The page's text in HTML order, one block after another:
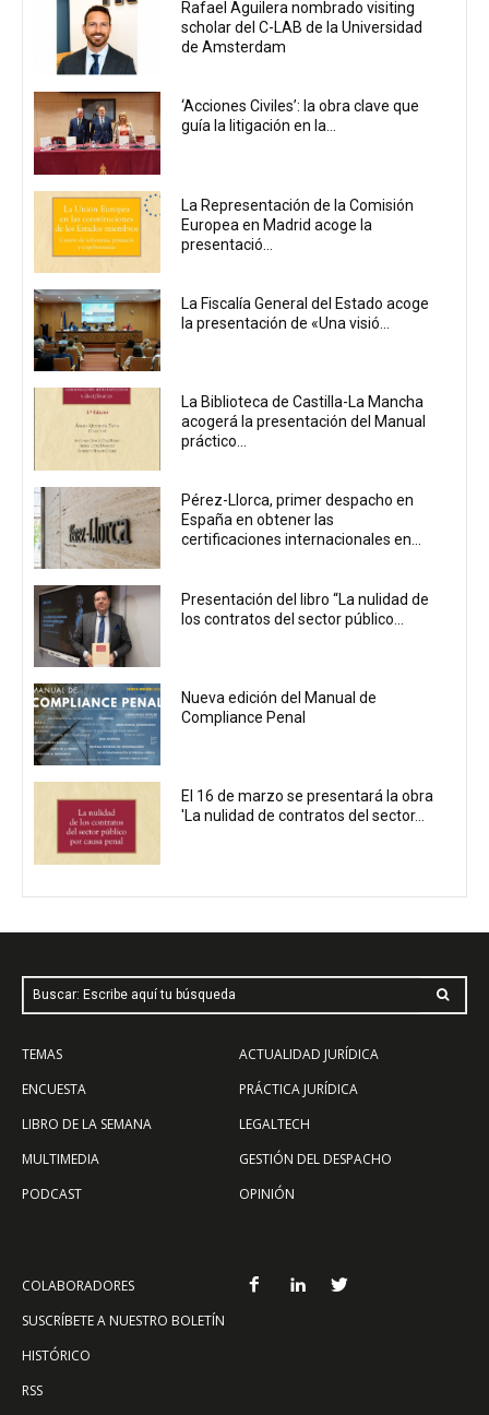
Rafael Aguilera nombrado visiting
scholar del C-LAB de la Universidad
de Amsterdam
‘Acciones Civiles’: la obra clave que
guía la litigación en la...
La Representación de la Comisión
Europea en Madrid acoge la
presentació...
La Fiscalía General del Estado acoge
la presentación de «Una visió...
La Biblioteca de Castilla-La Mancha
acogerá la presentación del Manual
práctico...
Pérez-Llorca, primer despacho en
España en obtener las
certificaciones internacionales en...
Presentación del libro “La nulidad de
los contratos del sector público...
Nueva edición del Manual de
Compliance Penal
El 16 de marzo se presentará la obra
'La nulidad de contratos del sector...
Buscar: Escribe aquí tu búsqueda
TEMAS
ENCUESTA
LIBRO DE LA SEMANA
MULTIMEDIA
PODCAST
ACTUALIDAD JURÍDICA
PRÁCTICA JURÍDICA
LEGALTECH
GESTIÓN DEL DESPACHO
OPINIÓN
COLABORADORES
SUSCRÍBETE A NUESTRO BOLETÍN
HISTÓRICO
RSS